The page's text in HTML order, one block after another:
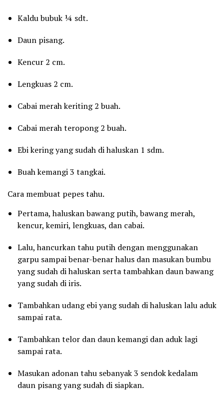
Kaldu bubuk ¼ sdt.
Daun pisang.
Kencur 2 cm.
Lengkuas 2 cm.
Cabai merah keriting 2 buah.
Cabai merah teropong 2 buah.
Ebi kering yang sudah di haluskan 1 sdm.
Buah kemangi 3 tangkai.
Cara membuat pepes tahu.
Pertama, haluskan bawang putih, bawang merah,
kencur, kemiri, lengkuas, dan cabai.
Lalu, hancurkan tahu putih dengan menggunakan
garpu sampai benar-benar halus dan masukan bumbu
yang sudah di haluskan serta tambahkan daun bawang
yang sudah di iris.
Tambahkan udang ebi yang sudah di haluskan lalu aduk
sampai rata.
Tambahkan telor dan daun kemangi dan aduk lagi
sampai rata.
Masukan adonan tahu sebanyak 3 sendok kedalam
daun pisang yang sudah di siapkan.